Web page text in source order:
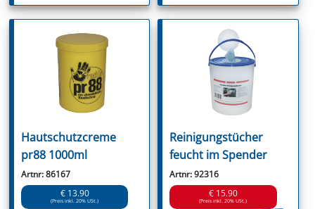
Hautschutzcreme
pr88 1000ml
Artnr: 86167
€ 13.90
(Preis inkl. 20% USt.)
Reinigungstücher
feucht im Spender
Artnr: 92316
€ 15.90
(Preis inkl. 20% USt.)